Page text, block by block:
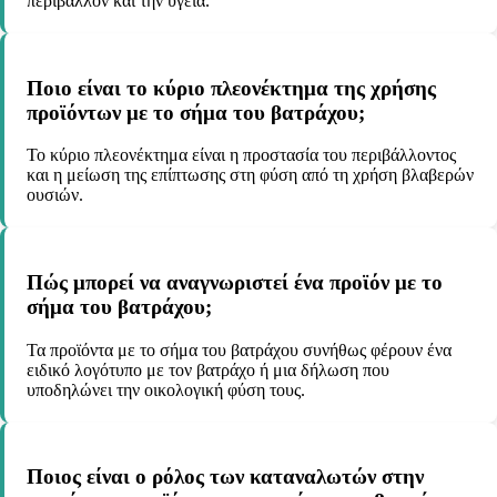
Ποιο είναι το κύριο πλεονέκτημα της χρήσης
προϊόντων με το σήμα του βατράχου;
Το κύριο πλεονέκτημα είναι η προστασία του περιβάλλοντος
και η μείωση της επίπτωσης στη φύση από τη χρήση βλαβερών
ουσιών.
Πώς μπορεί να αναγνωριστεί ένα προϊόν με το
σήμα του βατράχου;
Τα προϊόντα με το σήμα του βατράχου συνήθως φέρουν ένα
ειδικό λογότυπο με τον βατράχο ή μια δήλωση που
υποδηλώνει την οικολογική φύση τους.
Ποιος είναι ο ρόλος των καταναλωτών στην